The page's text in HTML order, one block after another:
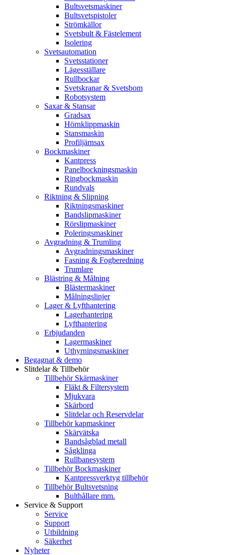
Bultsvetsmaskiner
Bultsvetspistoler
Strömkällor
Svetsbult & Fästelement
Isolering
Svetsautomation
Svetsstationer
Lägesställare
Rullbockar
Svetskranar & Svetsbom
Robotsystem
Saxar & Stansar
Gradsax
Hörnklippmaskin
Stansmaskin
Profiljärnsax
Bockmaskiner
Kantpress
Panelbockningsmaskin
Ringbockmaskin
Rundvals
Riktning & Slipning
Riktningsmaskiner
Bandslipmaskiner
Rörslipmaskiner
Poleringsmaskiner
Avgradning & Trumling
Avgradningsmaskiner
Fasning & Fogberedning
Trumlare
Blästring & Målning
Blästermaskiner
Målningslinjer
Lager & Lyfthantering
Lagerhantering
Lyfthantering
Erbjudanden
Lagermaskiner
Uthyrningsmaskiner
Begagnat & demo
Slitdelar & Tillbehör
Tillbehör Skärmaskiner
Fläkt & Filtersystem
Mjukvara
Skärbord
Slitdelar och Reservdelar
Tillbehör kapmaskiner
Skärvätska
Bandsågblad metall
Sågklinga
Rullbanesystem
Tillbehör Bockmaskiner
Kantpressverktyg tillbehör
Tillbehör Bultsvetsning
Bulthållare mm.
Service & Support
Service
Support
Utbildning
Säkerhet
Nyheter